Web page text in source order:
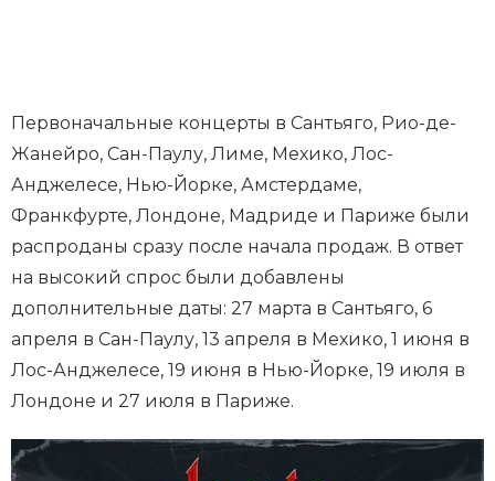
Первоначальные концерты в Сантьяго, Рио-де-
Жанейро, Сан-Паулу, Лиме, Мехико, Лос-
Анджелесе, Нью-Йорке, Амстердаме,
Франкфурте, Лондоне, Мадриде и Париже были
распроданы сразу после начала продаж. В ответ
на высокий спрос были добавлены
дополнительные даты: 27 марта в Сантьяго, 6
апреля в Сан-Паулу, 13 апреля в Мехико, 1 июня в
Лос-Анджелесе, 19 июня в Нью-Йорке, 19 июля в
Лондоне и 27 июля в Париже.